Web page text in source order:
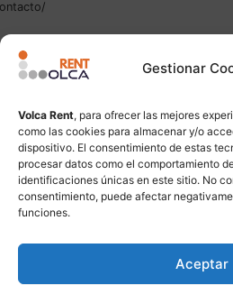
Gestionar
Volca Rent, para ofrecer las mejores
como las cookies para almacenar y/o
dispositivo. El consentimiento de estas
procesar datos como el comportamiento
identificaciones únicas en este sitio. No
consentimiento, puede afectar
funciones.
Aceptar
Martillos Epiroc
Leer más